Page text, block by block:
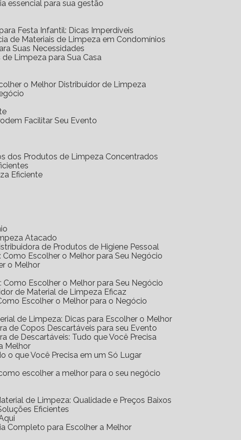
essencial para sua gestão
para Festa Infantil: Dicas Imperdíveis
de Materiais de Limpeza em Condomínios
Suas Necessidades
de Limpeza para Sua Casa
o Melhor Distribuidor de Limpeza
Facilitar Seu Evento
dos Produtos de Limpeza Concentrados
Eficiente
Atacado
de Produtos de Higiene Pessoal
Como Escolher o Melhor para Seu Negócio
o Melhor
Como Escolher o Melhor para Seu Negócio
de Material de Limpeza Eficaz
Escolher o Melhor para o Negócio
de Limpeza: Dicas para Escolher o Melhor
de Copos Descartáveis para seu Evento
de Descartáveis: Tudo que Você Precisa
Melhor
o que Você Precisa em um Só Lugar
escolher a melhor para o seu negócio
de Limpeza: Qualidade e Preços Baixos
Eficientes
Completo para Escolher a Melhor